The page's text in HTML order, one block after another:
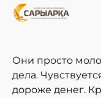
Они просто
дела.
дороже денег.